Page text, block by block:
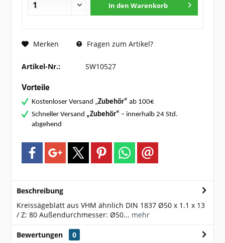
In den Warenkorb
Merken Fragen zum Artikel?
Artikel-Nr.: SW10527
Vorteile
Kostenloser Versand „Zubehör“ ab 100€
Schneller Versand „Zubehör“ – innerhalb 24 Std.
abgehend
Beschreibung
Kreissägeblatt aus VHM ähnlich DIN 1837 Ø50 x 1.1 x 13
/ Z: 80 Außendurchmesser: Ø50... mehr
Bewertungen
0